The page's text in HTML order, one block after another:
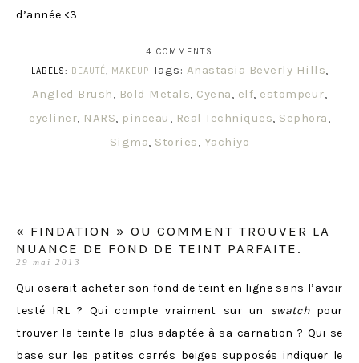
d’année <3
4 COMMENTS
LABELS: BEAUTÉ, MAKEUP Tags: Anastasia Beverly Hills,
Angled Brush, Bold Metals, Cyena, elf, estompeur,
eyeliner, NARS, pinceau , Real Techniques, Sephora,
Sigma, Stories, Yachiyo
« FINDATION » OU COMMENT TROUVER LA
NUANCE DE FOND DE TEINT PARFAITE.
29 mai 2013
Qui oserait acheter son fond de teint en ligne sans l’avoir
testé IRL ? Qui compte vraiment sur un swatchpour
trouver la teinte la plus adaptée à sa carnation ? Qui se
base sur les petites carrés beiges supposés indiquer le